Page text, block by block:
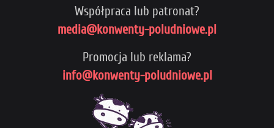
Współpraca lub patronat?
media@konwenty-poludniowe.pl
Promocja lub reklama?
info@konwenty-poludniowe.pl